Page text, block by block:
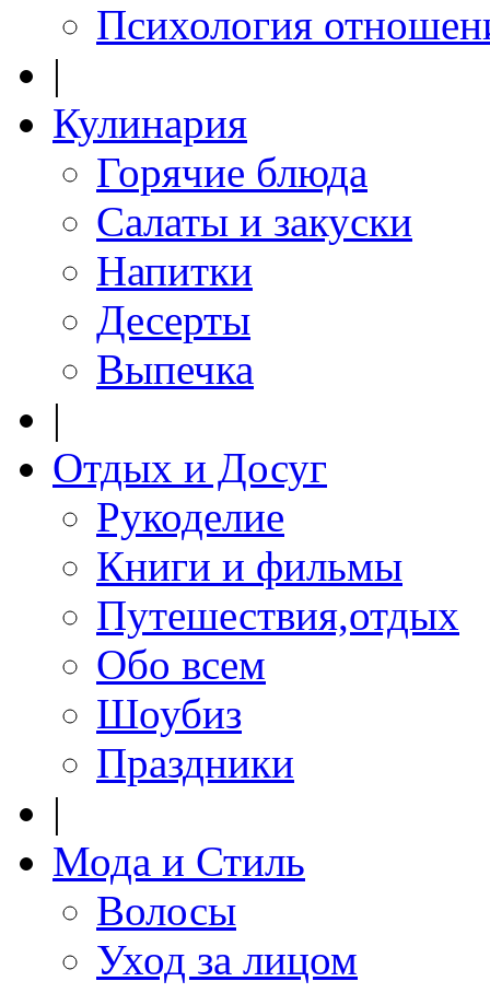
Психология
|
Кулинария
Горячие блюда
Салаты и закуски
Напитки
Десерты
Выпечка
|
Отдых и Досуг
Рукоделие
Книги и фильмы
Путешествия,отдых
Обо всем
Шоубиз
Праздники
|
Мода и Стиль
Волосы
Уход за лицом